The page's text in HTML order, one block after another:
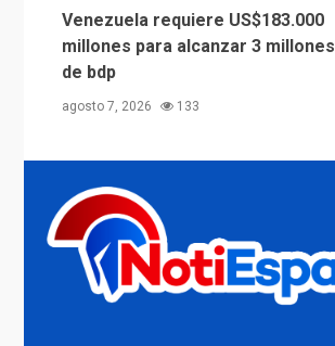
Venezuela requiere US$183.000
millones para alcanzar 3 millones
de bdp
agosto 7, 2026 133